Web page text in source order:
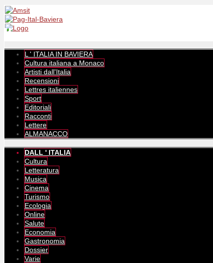
L ' ITALIA IN BAVIERA
Cultura italiana a Monaco
Artisti dall'Italia
Recensioni
Lettres italiennes
Sport
Editoriali
Racconti
Lettere
ALMANACCO
DALL ' ITALIA
Cultura
Letteratura
Musica
Cinema
Turismo
Ecologia
Online
Salute
Economia
Gastronomia
Dossier
Varie